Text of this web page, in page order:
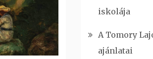
iskolája
A Tomory
ajánlatai